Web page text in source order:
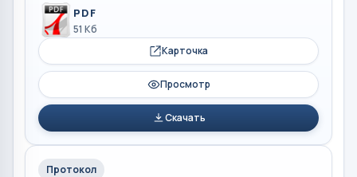
PDF
51 Кб
Карточка
Просмотр
Скачать
Протокол